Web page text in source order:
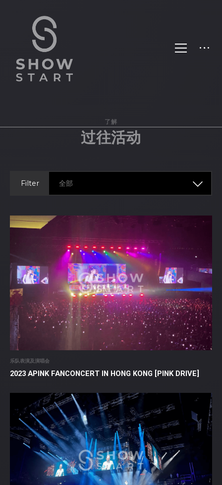
了解
过往活动
Filter 全部
乐队表演及演唱会
2023 APINK FANCONCERT IN HONG KONG [PINK DRIVE]